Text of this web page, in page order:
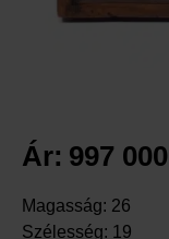
Ár: 997 000
Magasság: 26
Szélesség: 19